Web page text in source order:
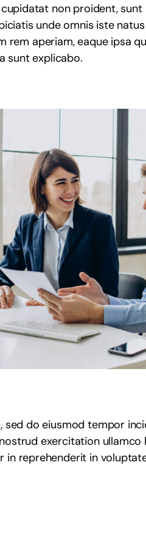
non proident, sunt
unde omnis iste
aperiam, eaque ipsa
sunt explicabo.
do eiusmod tempor
exercitation ullamco
reprehenderit in